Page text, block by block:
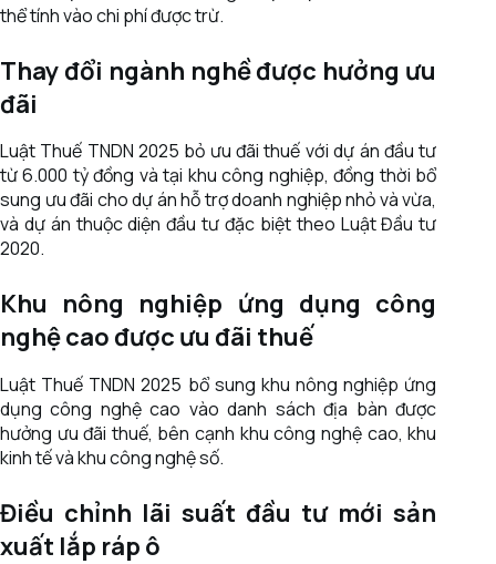
thể tính vào chi phí được trừ.
Thay đổi ngành nghề được hưởng ưu
đãi
Luật Thuế TNDN 2025 bỏ ưu đãi thuế với dự án đầu tư
từ 6.000 tỷ đồng và tại khu công nghiệp, đồng thời bổ
sung ưu đãi cho dự án hỗ trợ doanh nghiệp nhỏ và vừa,
và dự án thuộc diện đầu tư đặc biệt theo Luật Đầu tư
2020.
Khu nông nghiệp ứng dụng công
nghệ cao được ưu đãi thuế
Luật Thuế TNDN 2025 bổ sung khu nông nghiệp ứng
dụng công nghệ cao vào danh sách địa bàn được
hưởng ưu đãi thuế, bên cạnh khu công nghệ cao, khu
kinh tế và khu công nghệ số.
Điều chỉnh lãi suất đầu tư mới sản
xuất lắp ráp ô